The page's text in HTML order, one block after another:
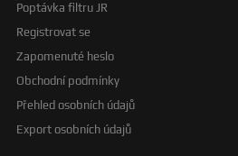
Poptávka filtru JR
Registrovat se
Zapomenuté heslo
Obchodní podmínky
Přehled osobních údajů
Export osobních údajů